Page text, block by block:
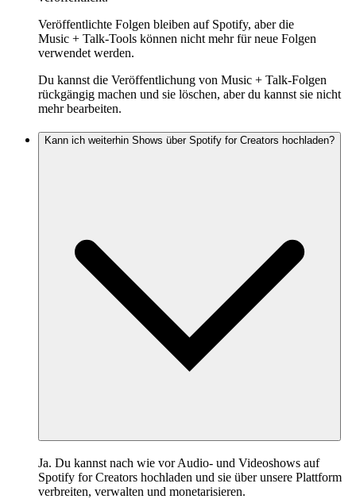
Veröffentlichte Folgen bleiben auf Spotify, aber die
Music + Talk-Tools können nicht mehr für neue Folgen
verwendet werden.
Du kannst die Veröffentlichung von Music + Talk-Folgen
rückgängig machen und sie löschen, aber du kannst sie nicht
mehr bearbeiten.
Kann ich weiterhin Shows über Spotify for Creators hochladen?
Ja. Du kannst nach wie vor Audio- und Videoshows auf
Spotify for Creators hochladen und sie über unsere Plattform
verbreiten, verwalten und monetarisieren.